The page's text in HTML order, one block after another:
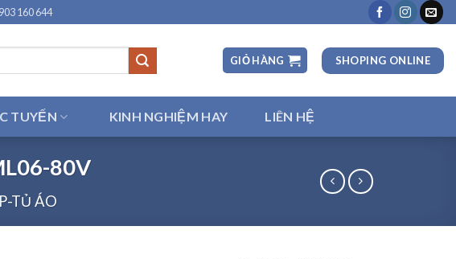
160 644
GIỎ HÀNG SHOPING ONLINE
TUYẾN KINH NGHIỆM HAY LIÊN HỆ
80V
TỦ ÁO